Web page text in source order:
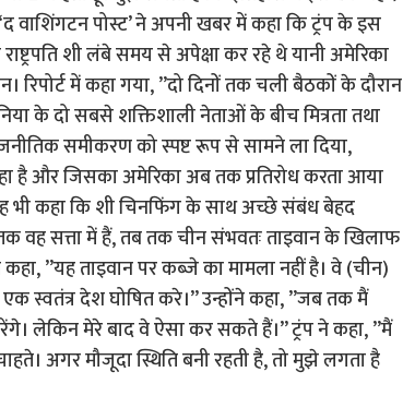
वाशिंगटन पोस्ट’ ने अपनी खबर में कहा कि ट्रंप के इस
शी लंबे समय से अपेक्षा कर रहे थे यानी अमेरिका
में कहा गया, ”दो दिनों तक चली बैठकों के दौरान
के दो सबसे शक्तिशाली नेताओं के बीच मित्रता तथा
समीकरण को स्पष्ट रूप से सामने ला दिया,
है और जिसका अमेरिका अब तक प्रतिरोध करता आया
भी कहा कि शी चिनफिंग के साथ अच्छे संबंध बेहद
वह सत्ता में हैं, तब तक चीन संभवतः ताइवान के खिलाफ
”यह ताइवान पर कब्जे का मामला नहीं है। वे (चीन)
स्वतंत्र देश घोषित करे।” उन्होंने कहा, ”जब तक मैं
लेकिन मेरे बाद वे ऐसा कर सकते हैं।” ट्रंप ने कहा, ”मैं
अगर मौजूदा स्थिति बनी रहती है, तो मुझे लगता है